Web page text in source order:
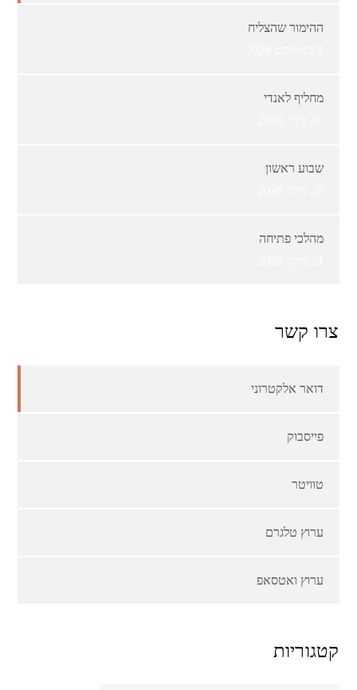
ההימור שהצליח
מחליף לאנדי
שבוע ראשון
מהלכי פתיחה
צרו קשר
דואר אלקטרוני
פייסבוק
טוויטר
ערוץ טלגרם
ערוץ ואטסאפ
קטגוריות